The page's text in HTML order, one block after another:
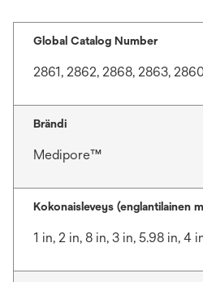
Global Catalog Number
2861, 2862, 2868, 2863,
Brändi
Medipore™
Kokonaisleveys (englantilainen
1 in, 2 in, 8 in, 3 in, 5.98 in, 4